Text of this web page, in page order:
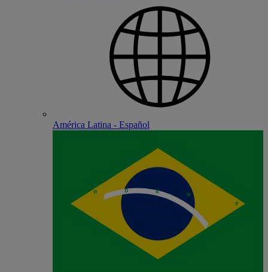
América Latina - Español